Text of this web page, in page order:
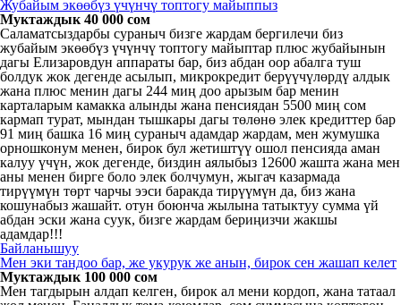
Жубайым экөөбүз үчүнчү топтогу майыппыз
Муктаждык 40 000 сом
Саламатсыздарбы сураныч бизге жардам бергилечи биз
жубайым экөөбүз үчүнчү топтогу майыптар плюс жубайынын
дагы Елизаровдун аппараты бар, биз абдан оор абалга туш
болдук жок дегенде асылып, микрокредит берүүчүлөрдү алдык
жана плюс менин дагы 244 миң доо арызым бар менин
карталарым камакка алынды жана пенсиядан 5500 миң сом
кармап турат, мындан тышкары дагы төлөнө элек кредиттер бар
91 миң башка 16 миң сураныч адамдар жардам, мен жумушка
орношконум менен, бирок бул жетиштүү ошол пенсияда аман
калуу үчүн, жок дегенде, биздин аялыбыз 12600 жашта жана мен
аны менен бирге боло элек болчумун, жыгач казармада
тирүүмүн төрт чарчы ээси баракда тирүүмүн да, биз жана
кошунабыз жашайт. отун боюнча жылына татыктуу сумма үй
абдан эски жана суук, бизге жардам бериңизчи жакшы
адамдар!!!
Байланышуу
Мен эки тандоо бар, же укурук же анын, бирок сен жашап келет
Муктаждык 100 000 сом
Мен тагдырын алдап келген, бирок ал мени кордоп, жана татаал